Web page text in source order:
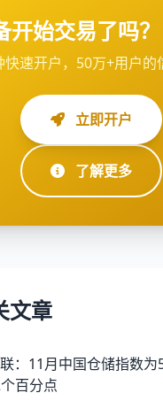
开始交易了吗？
快速开户，50万+用户的
立即开户
了解更多
文章
百分点